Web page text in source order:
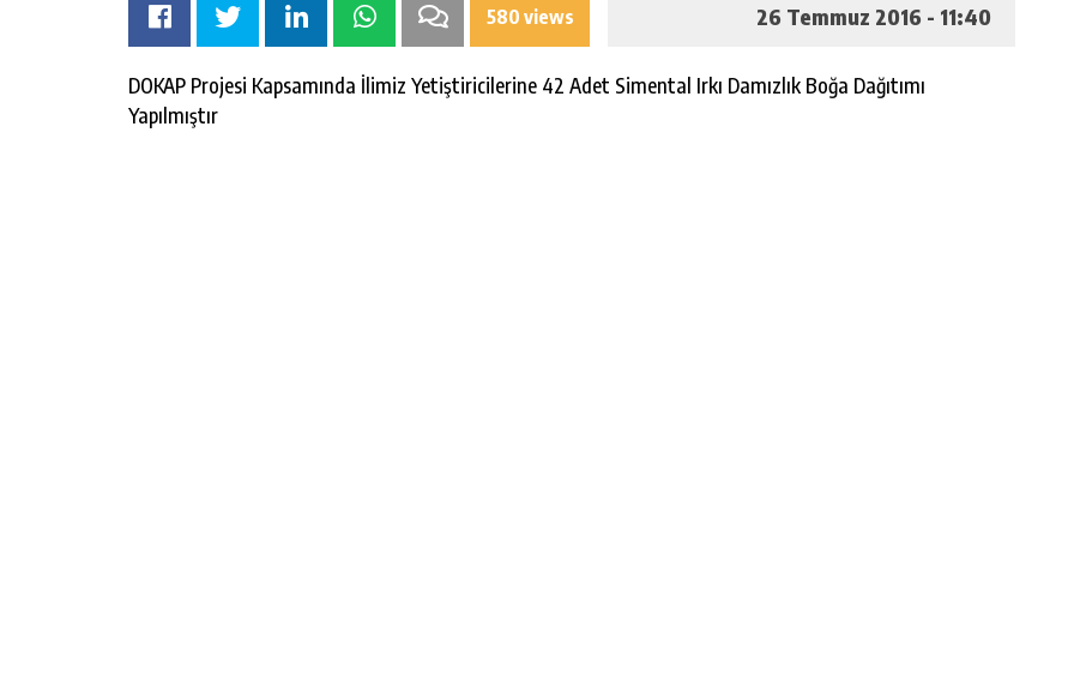
580 views 26 Temmuz 2016 - 11:40
DOKAP Projesi Kapsamında İlimiz Yetiştiricilerine 42 Adet Simental Irkı Damızlık Boğa Dağıtımı
Yapılmıştır